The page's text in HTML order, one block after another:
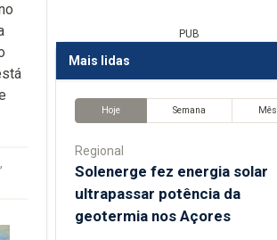
PUB
Mais lidas
Hoje Semana Mês
Regional
Solenerge fez energia solar
ultrapassar potência da
geotermia nos Açores